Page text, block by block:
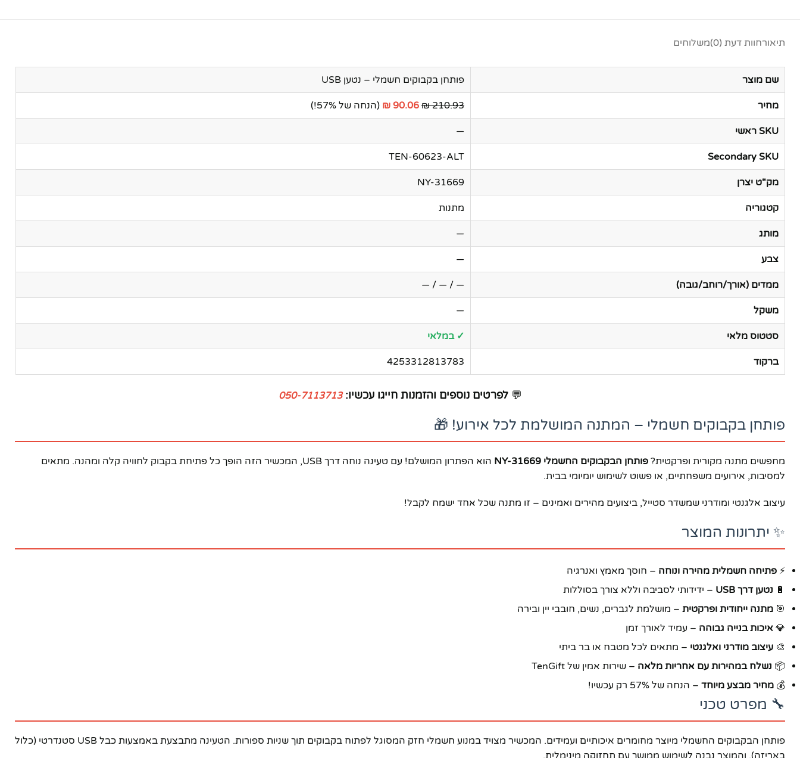
תיאורחוות דעת (0) משלוחים
שם מוצר פותחן בקבוקים חשמלי – נטען USB
מחיר 210.93 ₪
90.06 ₪ (הנחה של 57%!)
SKU ראשי —
Secondary SKU
TEN-60623-ALT
מק"ט יצרן NY-31669
קטגוריה מתנות
מותג —
צבע —
ממדים (אורך/רוחב/גובה) — / — / —
משקל —
סטטוס מלאי ✓ במלאי
ברקוד 4253312813783
💬לפרטים נוספים והזמנות חייגו עכשיו: 050-7113713
פותחן בקבוקים חשמלי – המתנה המושלמת לכל אירוע! 🎁
מחפשים מתנה מקורית ופרקטית? פותחן הבקבוקים החשמלי NY-31669
הוא הפתרון המושלם! עם טעינה נוחה דרך USB, המכשיר הזה הופך כל פתיחת בקבוק לחוויה קלה ומהנה. מתאים
למסיבות, אירועים משפחתיים, או פשוט לשימוש יומיומי בבית.
עיצוב אלגנטי ומודרני שמשדר סטייל, ביצועים מהירים ואמינים – זו מתנה שכל אחד ישמח לקבל!
✨ יתרונות המוצר
⚡ פתיחה חשמלית מהירה ונוחה – חוסך מאמץ ואנרגיה
🔋 נטען דרך USB
– ידידותי לסביבה וללא צורך בסוללות
🎯 מתנה ייחודית ופרקטית – מושלמת לגברים, נשים, חובבי יין ובירה
💎 איכות בנייה גבוהה – עמיד לאורך זמן
🎨 עיצוב מודרני ואלגנטי – מתאים לכל מטבח או בר ביתי
📦 נשלח במהירות עם אחריות מלאה – שירות אמין של TenGift
💰 מחיר מבצע מיוחד – הנחה של 57% רק עכשיו!
🔧 מפרט טכני
פותחן הבקבוקים החשמלי מיוצר מחומרים איכותיים ועמידים. המכשיר מצויד במנוע חשמלי חזק המסוגל לפתוח בקבוקים תוך שניות ספורות. הטעינה מתבצעת באמצעות כבל USB סטנדרטי (כלול
באריזה), והמוצר נבנה לשימוש ממושך עם תחזוקה מינימלית.